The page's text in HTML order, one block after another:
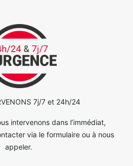
7j/7 et 24h/24
intervenons dans l’immédiat,
via le formulaire ou à nous
appeler.